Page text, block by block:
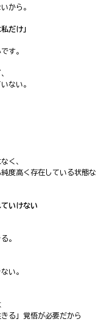
から。
だけ」
す。
ない。
く、
度高く存在している状態な
いけない
。
い。
る」覚悟が必要だから